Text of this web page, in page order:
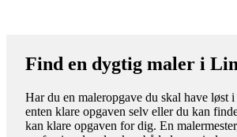
Find en dygtig maler i
Har du en maleropgave du skal have løst
enten klare opgaven selv eller du kan
kan klare opgaven for dig. En